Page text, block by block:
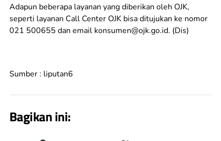
Adapun beberapa layanan yang diberikan oleh OJK,
seperti layanan Call Center OJK bisa ditujukan ke nomor
021 500655 dan email konsumen@ojk.go.id. (Dis)
Sumber : liputan6
Bagikan ini: